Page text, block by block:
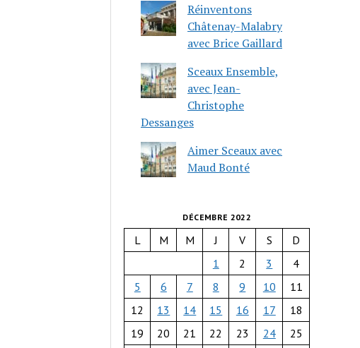
Réinventons
Châtenay-Malabry
avec Brice Gaillard
Sceaux Ensemble,
avec Jean-
Christophe
Dessanges
Aimer Sceaux avec
Maud Bonté
DÉCEMBRE 2022
L M M J V S
D
1
2 3
4
5
6 7 8 9 10
11
12
13 14 15 16 17
18
19
20 21 22 23 24
25